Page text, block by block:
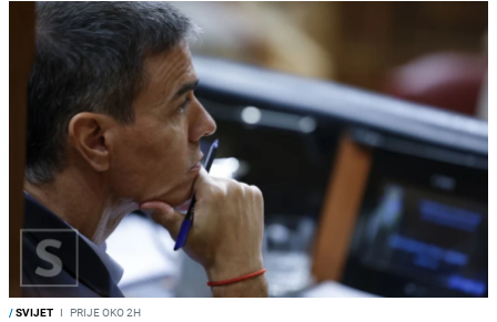
/SVIJET I PRIJE OKO 2H